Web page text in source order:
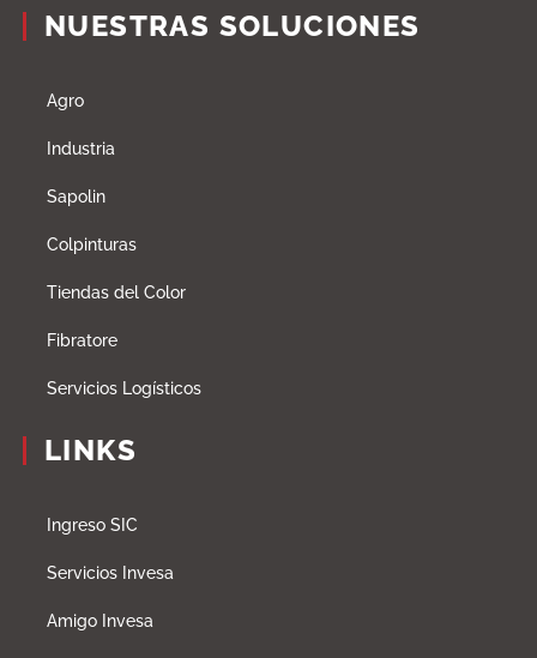
NUESTRAS SOLUCIONES
Agro
Industria
Sapolin
Colpinturas
Tiendas del Color
Fibratore
Servicios Logísticos
LINKS
Ingreso SIC
Servicios Invesa
Amigo Invesa